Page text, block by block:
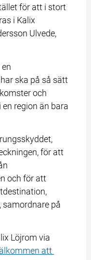
för att i stort
i Kalix
Ulvede,
ska på så sätt
och
region än bara
för att
och för att
samordnare på
Löjrom via
att